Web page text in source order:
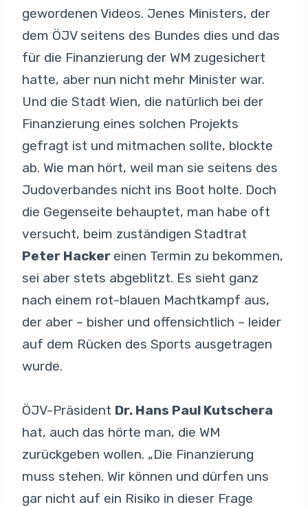
gewordenen Videos. Jenes Ministers, der
dem ÖJV seitens des Bundes dies und das
für die Finanzierung der WM zugesichert
hatte, aber nun nicht mehr Minister war.
Und die Stadt Wien, die natürlich bei der
Finanzierung eines solchen Projekts
gefragt ist und mitmachen sollte, blockte
ab. Wie man hört, weil man sie seitens des
Judoverbandes nicht ins Boot holte. Doch
die Gegenseite behauptet, man habe oft
versucht, beim zuständigen Stadtrat
Peter Hacker einen Termin zu bekommen,
sei aber stets abgeblitzt. Es sieht ganz
nach einem rot-blauen Machtkampf aus,
der aber – bisher und offensichtlich – leider
auf dem Rücken des Sports ausgetragen
wurde.
ÖJV-Präsident Dr. Hans Paul Kutschera
hat, auch das hörte man, die WM
zurückgeben wollen. „Die Finanzierung
muss stehen. Wir können und dürfen uns
gar nicht auf ein Risiko in dieser Frage